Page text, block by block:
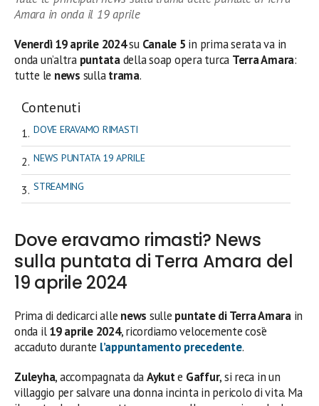
Amara in onda il 19 aprile
Venerdì 19 aprile 2024su Canale 5 in prima seratava in
onda un’altra puntatadella soap opera turca Terra Amara:
tutte le news sullatrama.
Contenuti
DOVE ERAVAMO RIMASTI
NEWS PUNTATA 19 APRILE
STREAMING
Dove eravamo rimasti? News
sulla puntata di Terra Amara del
19 aprile 2024
Prima di dedicarci alle news sulle puntate di Terra Amarain
onda il19 aprile 2024, ricordiamo velocemente cos’è
accaduto durante l’appuntamento precedente.
Zuleyha, accompagnata daAykute Gaffur, si reca in un
villaggio per salvare una donna incinta in pericolo di vita. Ma